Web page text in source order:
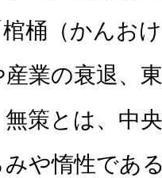
桶（かんお
業の衰退、
策とは、中
や惰性であ